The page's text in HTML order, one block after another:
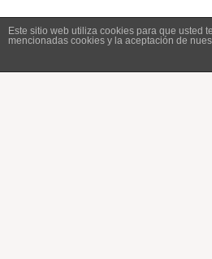
Este sitio web utiliza cookies para que usted
mencionadas cookies y la aceptación de